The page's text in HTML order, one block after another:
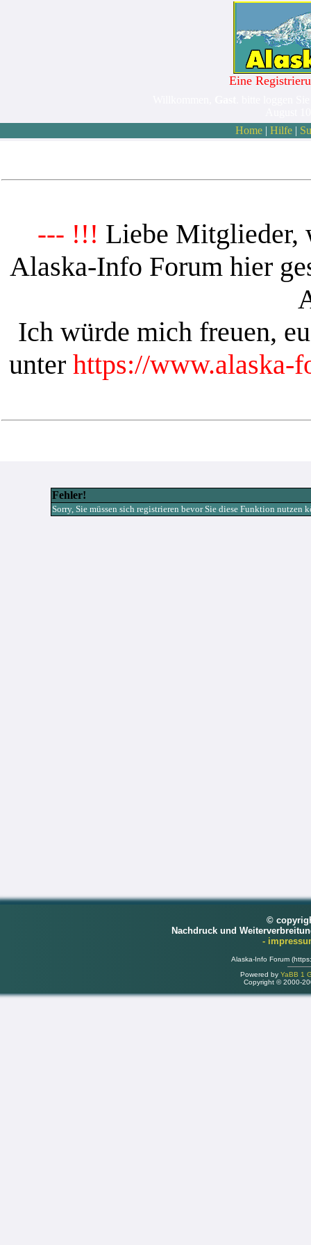
Eine
Home| Hilfe|
--- !!! Liebe Mitglieder,
Alaska-Info Forum hier
Ich würde mich freuen,
unter https://www.alaska-
Fehler!
Sorry, Sie müssen sich registrieren bevor Sie diese Funktion nutzen
©
Nachdruck und
-
Alaska-Info Forum
Powered by YaBB 1
Copyright © 2000-